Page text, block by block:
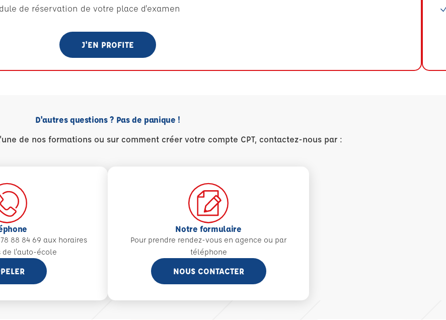
de réservation de votre place d'examen
J'EN PROFITE
D'autres questions ? Pas de panique !
de nos formations ou sur comment créer votre compte CPT, contactez-nous par :
88 84 69 aux horaires
de l'auto-école
Notre formulaire
Pour prendre rendez-vous en agence ou par
téléphone
NOUS CONTACTER